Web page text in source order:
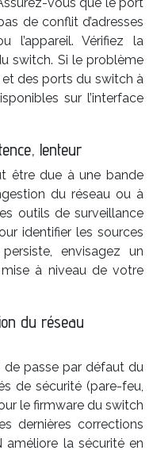
de conflit d’adresses
l’appareil. Vérifiez la
switch. Si le problème
et des ports du switch à
sur l’interface
lenteur
être due à une bande
du réseau ou à
outils de surveillance
identifier les sources
envisagez un
à niveau de votre
du réseau
passe par défaut du
de sécurité (pare-feu,
le firmware du switch
dernières corrections
améliore la sécurité en